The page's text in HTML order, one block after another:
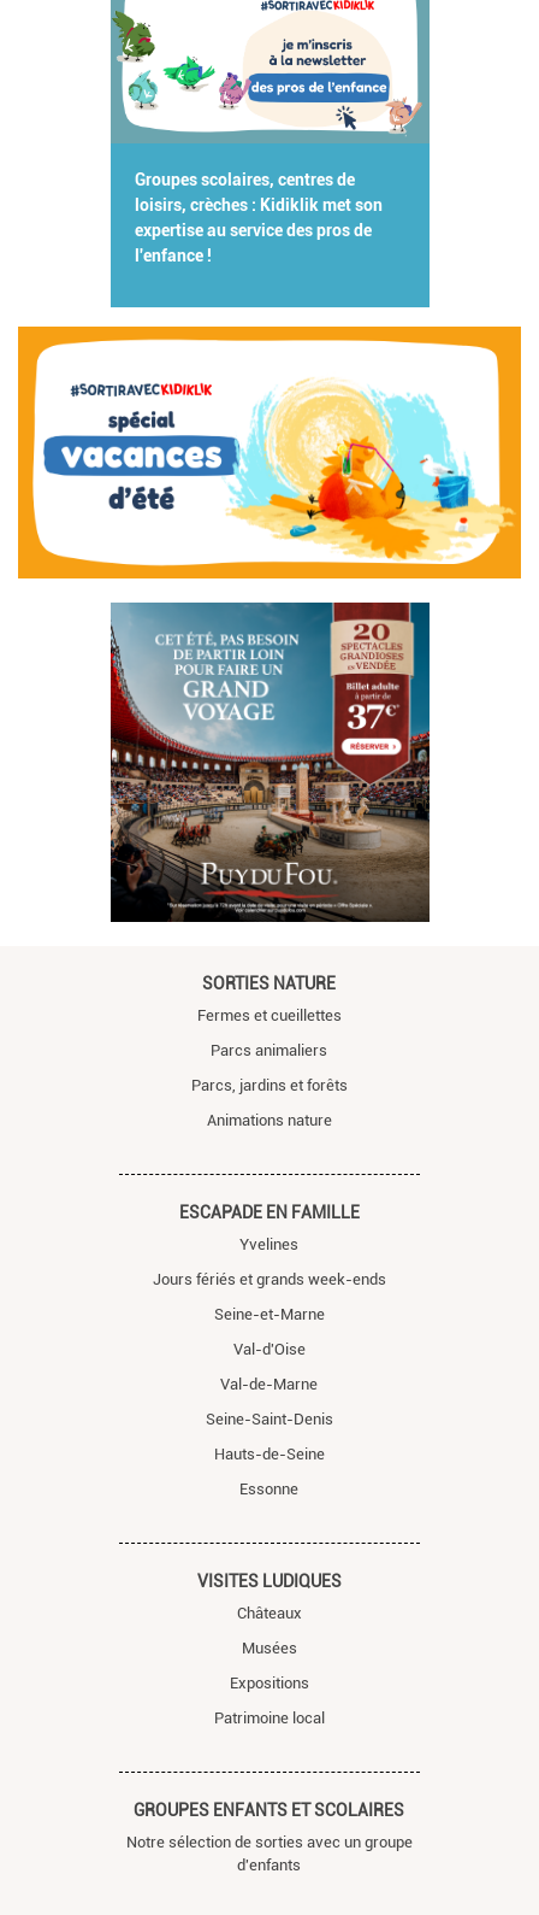
Groupes scolaires, centres de
loisirs, crèches : Kidiklik met son
expertise au service des pros de
l'enfance !
SORTIES NATURE
Fermes et cueillettes
Parcs animaliers
Parcs, jardins et forêts
Animations nature
ESCAPADE EN FAMILLE
Yvelines
Jours fériés et grands week-ends
Seine-et-Marne
Val-d'Oise
Val-de-Marne
Seine-Saint-Denis
Hauts-de-Seine
Essonne
VISITES LUDIQUES
Châteaux
Musées
Expositions
Patrimoine local
GROUPES ENFANTS ET SCOLAIRES
Notre sélection de sorties avec un groupe
d'enfants